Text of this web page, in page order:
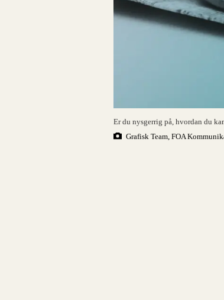
Er du nysgerrig på, hvordan du
Grafisk Team, FOA